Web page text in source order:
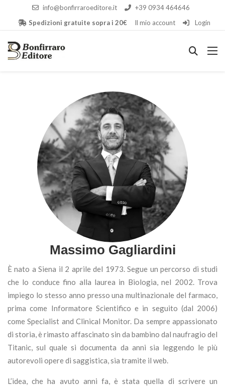
info@bonfirraroeditore.it
+39 0934 464646
Spedizioni gratuite sopra i 20€
Il mio account Login
Massimo Gagliardini
È nato a Siena il 2 aprile del 1973. Segue un percorso di studi
che lo conduce fino alla laurea in Biologia, nel 2002. Trova
impiego lo stesso anno presso una multinazionale del farmaco,
prima come Informatore Scientifico e in seguito (dal 2006)
come Specialist and Clinical Monitor. Da sempre appassionato
di storia, è rimasto affascinato sin da bambino dal naufragio del
Titanic, sul quale si documenta da anni sia leggendo le più
autorevoli opere di saggistica, sia tramite il web.
L’idea, che ha avuto anni fa, è stata quella di scrivere un